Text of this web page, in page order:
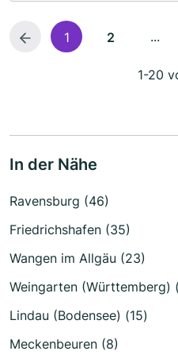
1 2 ...
1-20
In der Nähe
Ravensburg (46)
Friedrichshafen (35)
Wangen im Allgäu (23)
Weingarten (Württemberg)
Lindau (Bodensee) (15)
Meckenbeuren (8)